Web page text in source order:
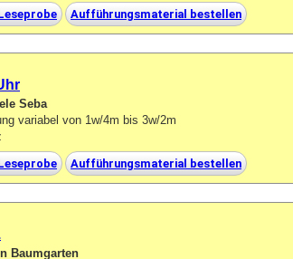
Aufführungsmaterial bestellen
Seba
variabel von 1w/4m bis 3w/2m
Aufführungsmaterial bestellen
Baumgarten